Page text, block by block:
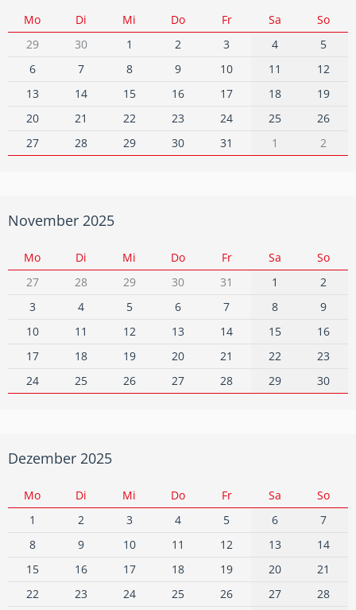
Mo Di Mi Do Fr Sa
So
29
30 1 2 3 4
5
6
7 8 9 10 11
12
13
14 15 16 17 18
19
20
21 22 23 24 25
26
27
28 29 30 31 1 2
November 2025
Mo Di Mi Do Fr Sa
So
27
28 29 30 31 1
2
3
4 5 6 7 8
9
10
11 12 13 14 15
16
17
18 19 20 21 22
23
24
25 26 27 28 29 30
Dezember 2025
Mo Di Mi Do Fr Sa
So
1
2 3 4 5 6
7
8
9 10 11 12 13
14
15
16 17 18 19 20
21
22
23 24 25 26 27
28